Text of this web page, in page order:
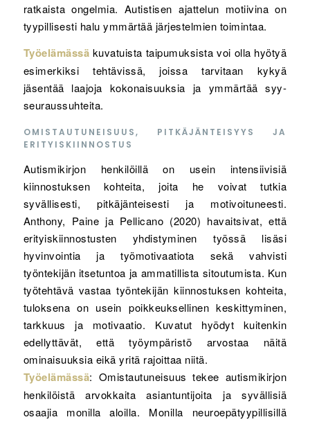
ratkaista ongelmia. Autistisen ajattelun motiivina on
tyypillisesti halu ymmärtää järjestelmien toimintaa.
Työelämässä kuvatuista taipumuksista voi olla hyötyä
esimerkiksi tehtävissä, joissa tarvitaan kykyä
jäsentää laajoja kokonaisuuksia ja ymmärtää syy-
seuraussuhteita.
OMISTAUTUNEISUUS, PITKÄJÄNTEISYYS JA
ERITYISKIINNOSTUS
Autismikirjon henkilöillä on usein intensiivisiä
kiinnostuksen kohteita, joita he voivat tutkia
syvällisesti, pitkäjänteisesti ja motivoituneesti.
Anthony, Paine ja Pellicano (2020) havaitsivat, että
erityiskiinnostusten yhdistyminen työssä lisäsi
hyvinvointia ja työmotivaatiota sekä vahvisti
työntekijän itsetuntoa ja ammatillista sitoutumista. Kun
työtehtävä vastaa työntekijän kiinnostuksen kohteita,
tuloksena on usein poikkeuksellinen keskittyminen,
tarkkuus ja motivaatio. Kuvatut hyödyt kuitenkin
edellyttävät, että työympäristö arvostaa näitä
ominaisuuksia eikä yritä rajoittaa niitä.
Työelämässä: Omistautuneisuus tekee autismikirjon
henkilöistä arvokkaita asiantuntijoita ja syvällisiä
osaajia monilla aloilla. Monilla neuroepätyypillisillä